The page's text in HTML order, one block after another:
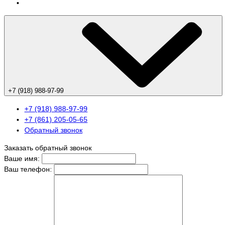
+7 (918) 988-97-99
+7 (918) 988-97-99
+7 (861) 205-05-65
Обратный звонок
Заказать обратный звонок
Ваше имя:
Ваш телефон: